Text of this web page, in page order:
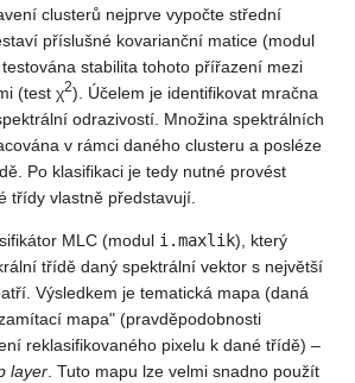
clusterů nejprve vypočte střední
příslušné kovarianční matice (modul
stabilita tohoto přířazení mezi
(test χ2). Účelem je identifikovat mračna
odrazivostí. Množina spektrálních
v rámci daného clusteru a posléze
Po klasifikaci je tedy nutné provést
třídy vlastně představují.
MLC (modul i.maxlik), který
třídě daný spektrální vektor s největší
Výsledkem je tematická mapa (daná
mapa" (pravděpodobnosti
reklasifikovaného pixelu k dané třídě) –
layer. Tuto mapu lze velmi snadno použít